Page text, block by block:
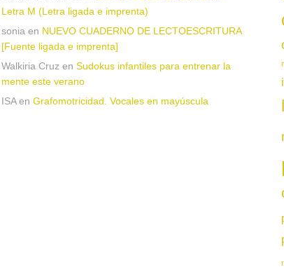
Letra M (Letra ligada e imprenta)
sonia en NUEVO CUADERNO DE LECTOESCRITURA
[Fuente ligada e imprenta]
Walkiria Cruz en Sudokus infantiles para entrenar la
mente este verano
ISAen Grafomotricidad. Vocales en mayúscula